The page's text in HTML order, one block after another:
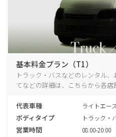
基本料金プラン（T1）
トラック・バスなどのレンタル
てなどの詳細は、こちらから各店
代表車種 ライトエー
ボディタイプ トラック・
営業時間 08:00-20:00